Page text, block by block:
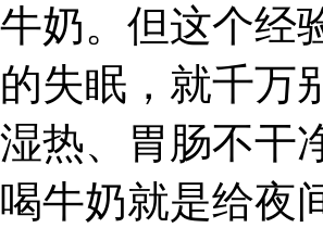
牛奶。但这个经
的失眠，就千万
湿热、胃肠不干
喝牛奶就是给夜